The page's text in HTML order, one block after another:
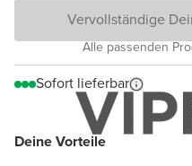
Deine Vorteile
Vervollständige
Alle passenden
Sofort lieferbar